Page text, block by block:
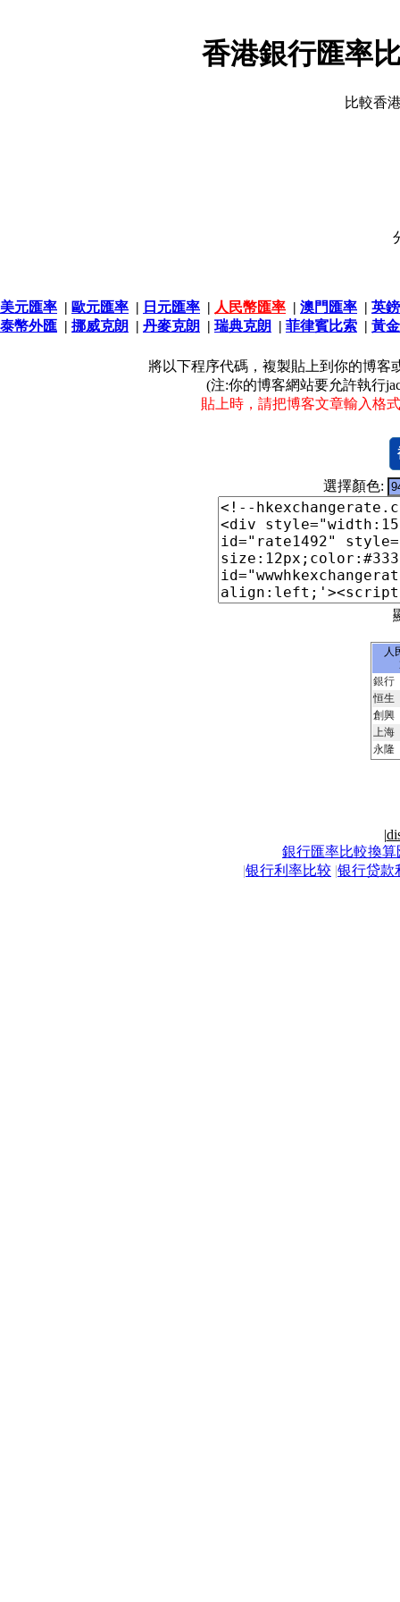
香港銀行匯率
比較香
美元匯率 | 歐元匯率 | 日元匯率 | 人民幣匯率 | 澳門匯率 | 英
泰幣外匯 | 挪威克朗 | 丹麥克朗 | 瑞典克朗 | 菲律賓比索 | 黃
將以下程序代碼，複製貼上到你的博客
(注:你的博客網站要允許執行
貼上時，請把博客文章輸入格
選擇顏色:
人
銀行
恒生
創興
上海
永隆
|
銀行匯率比較換算
|银行利率比较 |银行贷款